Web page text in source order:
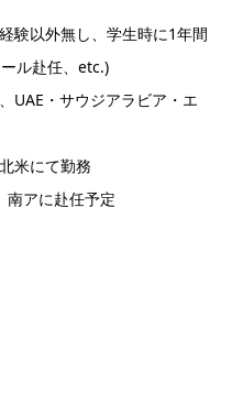
験以外無し、学生時に1年間
ル赴任、etc.)
UAE・サウジアラビア・エ
米にて勤務
南アに赴任予定